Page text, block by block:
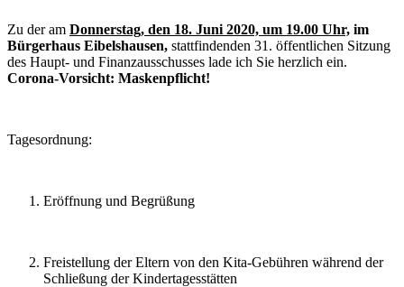
Zu der am Donnerstag, den 18. Juni 2020, um 19.00 Uhr, im
Bürgerhaus Eibelshausen, stattfindenden 31. öffentlichen Sitzung
des Haupt- und Finanzausschusses lade ich Sie herzlich ein.
Corona-Vorsicht: Maskenpflicht!
Tagesordnung:
Eröffnung und Begrüßung
Freistellung der Eltern von den Kita-Gebühren während der
Schließung der Kindertagesstätten